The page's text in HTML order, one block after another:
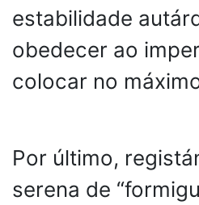
estabilidade
obedecer ao
colocar no
Por último,
serena de